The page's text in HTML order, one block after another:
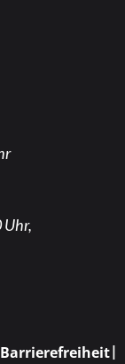
Uhr,
Barrierefreiheit